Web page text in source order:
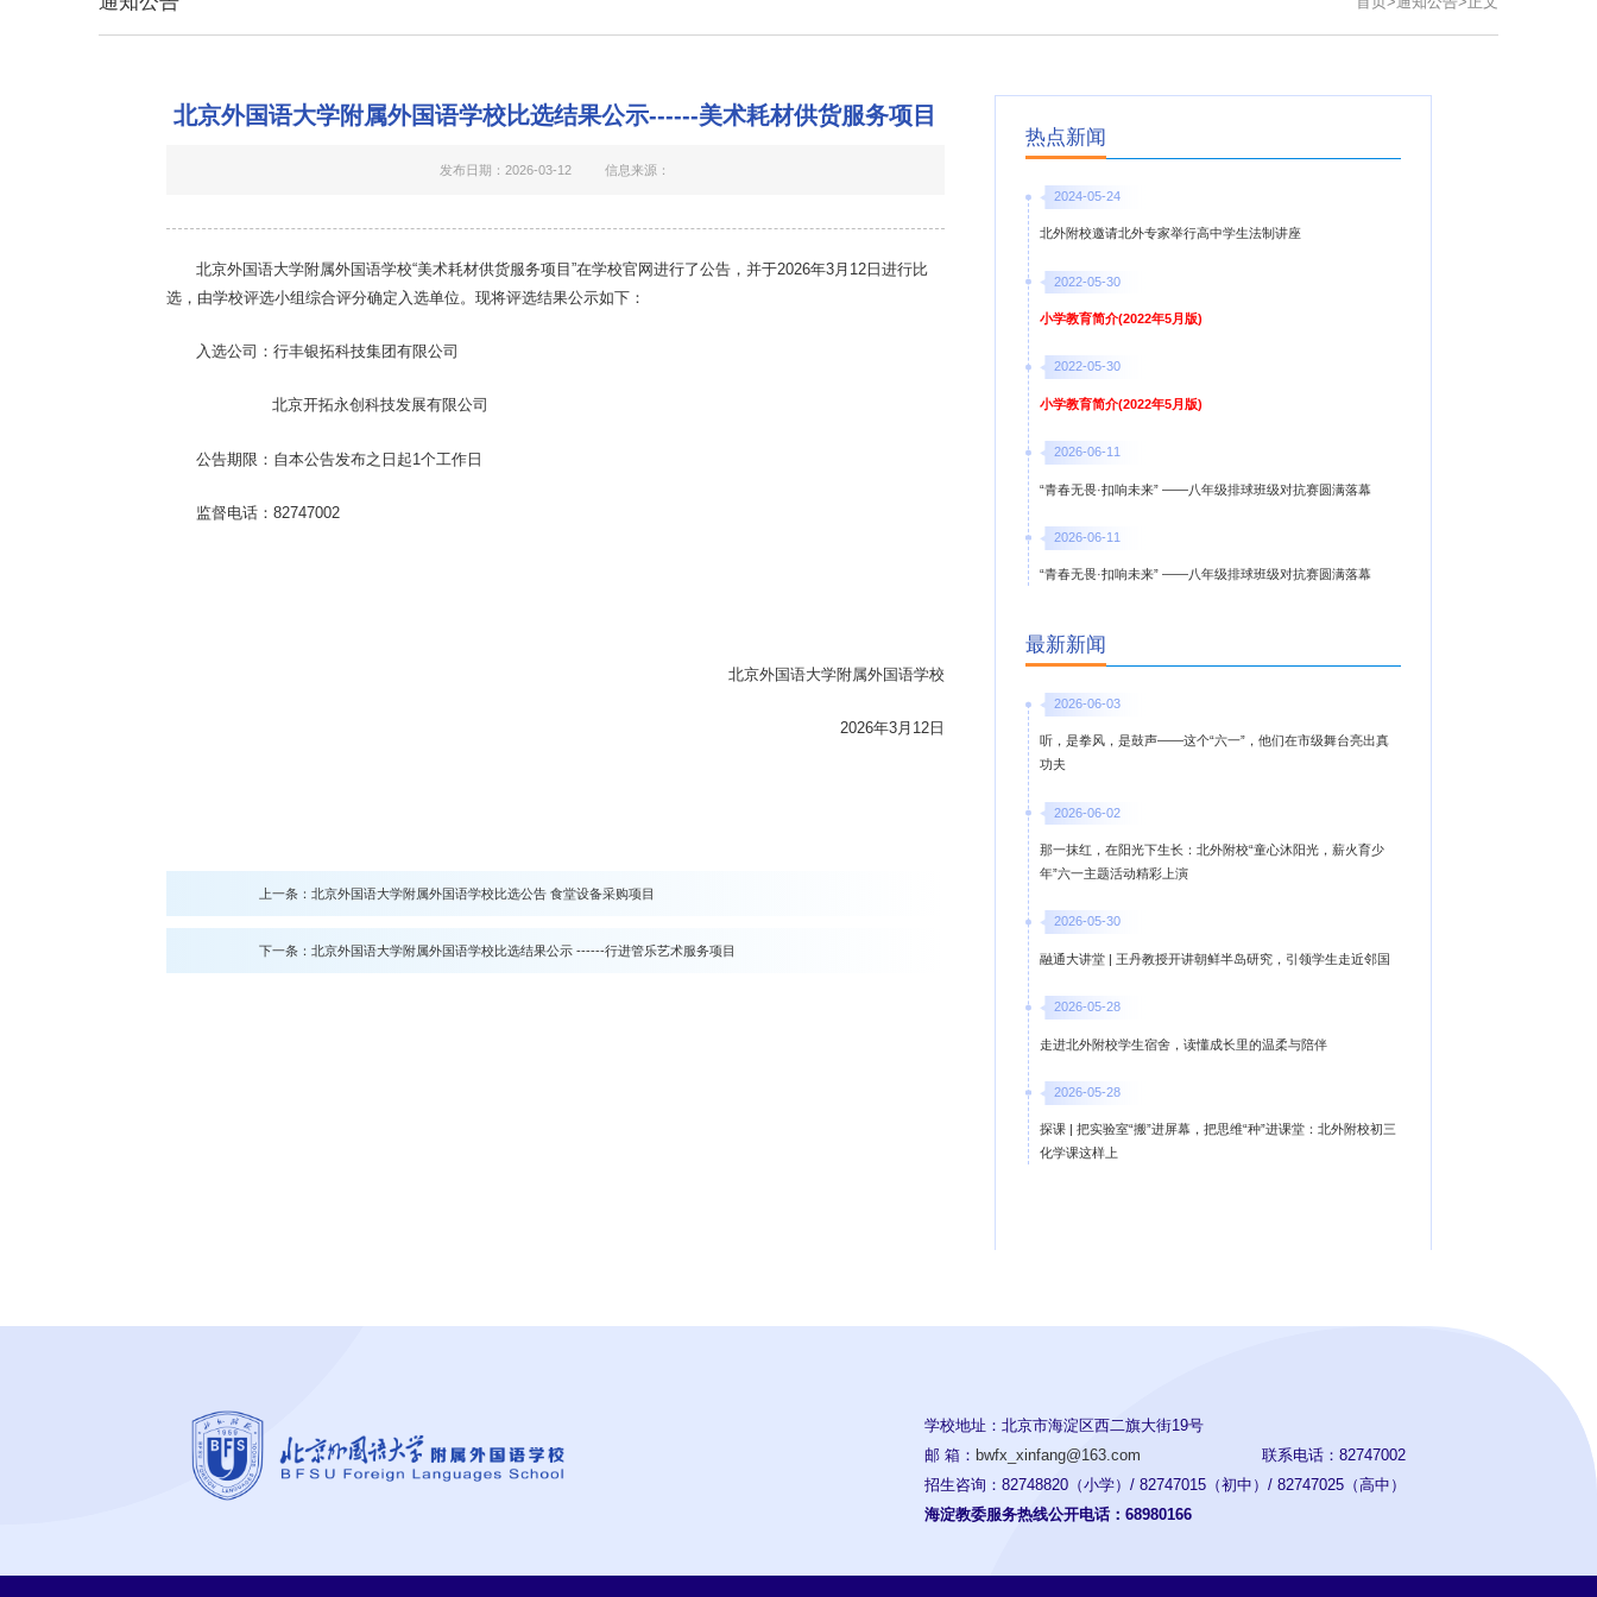
北京外国语大学附属外国语学校比选结果公示------美术耗材供货服务项目
发布日期：2026-03-12 信息来源：
北京外国语大学附属外国语学校“美术耗材供货服务项目”在学校官网进行了公告，并于2026年3 月 12日进行比
选，由学校评选小组综合评分确定入选单位。现将评选结果公示如下：
入选公司：行丰银拓科技集团有限公司
北京开拓永创科技发展有限公司
公告期限 ： 自本公告发布之日起1个工作日
监督电话：82747002
北京外国语大学附属外国语学校
2026年3月12日
上一条： 北京外国语大学附属外国语学校比选公告 食堂设备采购项目
下一条： 北京外国语大学附属外国语学校比选结果公示 ------行进管乐艺术服务项目
热点新闻
2024-05-24
北外附校邀请北外专家举行高中学生法制讲座
2022-05-30
小学教育简介(2022年5月版)
2022-05-30
小学教育简介(2022年5月版)
2026-06-11
“青春无畏·扣响未来” ——八年级排球班级对抗赛圆满落幕
2026-06-11
“青春无畏·扣响未来” ——八年级排球班级对抗赛圆满落幕
最新新闻
2026-06-03
听，是拳风，是鼓声——这个“六一”，他们在市级舞台亮出真
功夫
2026-06-02
那一抹红，在阳光下生长：北外附校“童心沐阳光，薪火育少
年”六一主题活动精彩上演
2026-05-30
融通大讲堂 | 王丹教授开讲朝鲜半岛研究，引领学生走近邻国
2026-05-28
走进北外附校学生宿舍，读懂成长里的温柔与陪伴
2026-05-28
探课 | 把实验室“搬”进屏幕，把思维“种”进课堂：北外附校初三
化学课这样上
学校地址：北京市海淀区西二旗大街19号
邮 箱： bwfx_xinfang@163.com
联系电话：82747002
招生咨询：82748820（小学）/ 82747015（初中）/ 82747025（高中）
海淀教委服务热线公开电话：68980166